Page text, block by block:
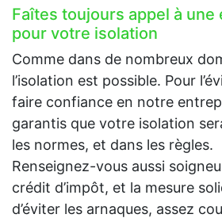
Faîtes toujours appel à une
pour votre isolation
Comme dans de nombreux
l’isolation est possible. Pour
faire confiance en notre
garantis que votre isolation
les normes, et dans les règles.
Renseignez-vous aussi
crédit d’impôt, et la mesure
d’éviter les arnaques, assez